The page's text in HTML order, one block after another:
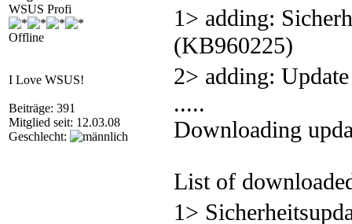
WSUS Profi
Offline
I Love WSUS!
Beiträge: 391
Mitglied seit: 12.03.08
Geschlecht:
1> adding:
(KB960225)
2> adding:
.....
Downloading
List of
1>